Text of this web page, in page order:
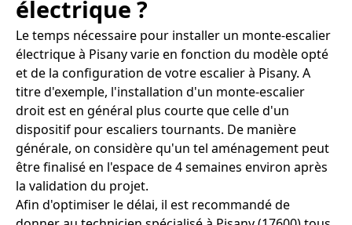
électrique ?
Le temps nécessaire pour installer un monte-escalier
électrique à Pisany varie en fonction du modèle opté
et de la configuration de votre escalier à Pisany. A
titre d'exemple, l'installation d'un monte-escalier
droit est en général plus courte que celle d'un
dispositif pour escaliers tournants. De manière
générale, on considère qu'un tel aménagement peut
être finalisé en l'espace de 4 semaines environ après
la validation du projet.
Afin d'optimiser le délai, il est recommandé de